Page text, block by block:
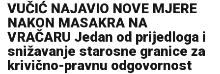
VUČIĆ NAJAVIO NOVE MJERE
NAKON MASAKRA NA
VRAČARU Jedan od prijedloga i
snižavanje starosne granice za
krivično-pravnu odgovornost